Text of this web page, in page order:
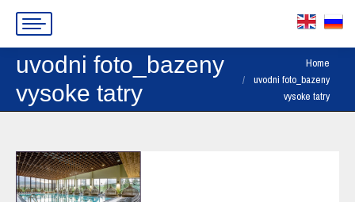
uvodni foto_bazeny
vysoke tatry
You are here:Home
uvodni foto_bazeny
vysoke tatry